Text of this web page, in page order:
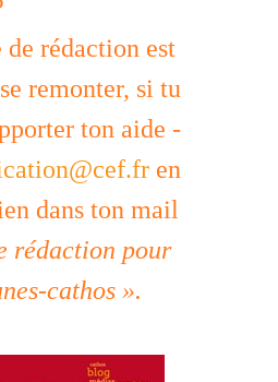
de rédaction est
remonter, si tu
ton aide -
en
dans ton mail
rédaction pour
cathos ».